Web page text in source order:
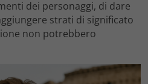
dei personaggi, di dare
strati di significato
non potrebbero